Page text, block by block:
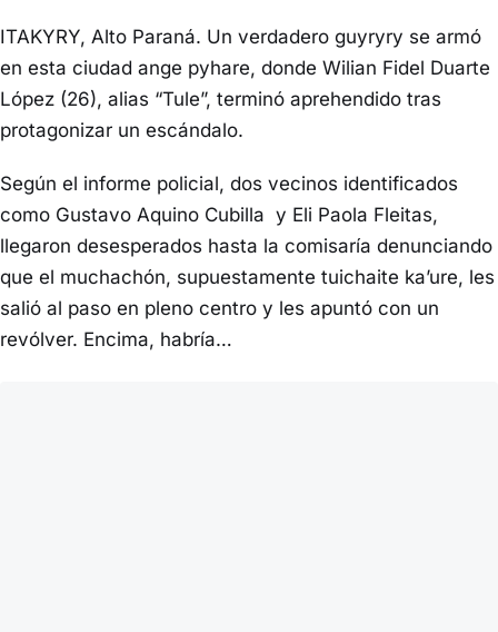
ITAKYRY, Alto Paraná. Un verdadero guyryry se armó
en esta ciudad ange pyhare, donde Wilian Fidel Duarte
López (26), alias “Tule”, terminó aprehendido tras
protagonizar un escándalo.
Según el informe policial, dos vecinos identificados
como Gustavo Aquino Cubilla y Eli Paola Fleitas,
llegaron desesperados hasta la comisaría denunciando
que el muchachón, supuestamente tuichaite ka’ure, les
salió al paso en pleno centro y les apuntó con un
revólver. Encima, habría…